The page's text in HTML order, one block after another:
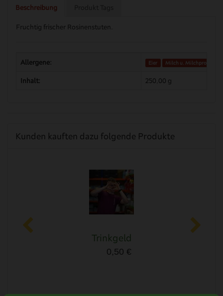
Beschreibung
Fruchtig frischer Rosinenstuten.
Allergene: Eier Milch u. Milchprodukte
Inhalt: 250,00 g
Kunden kauften dazu folgende Produkte
Trinkgeld
0,50 €